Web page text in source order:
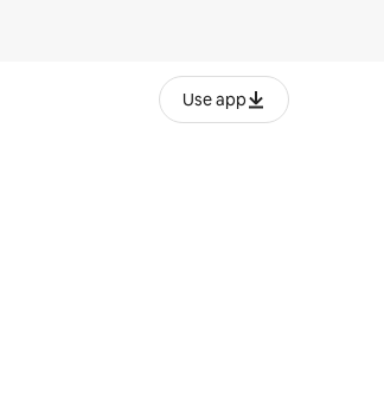
Use app